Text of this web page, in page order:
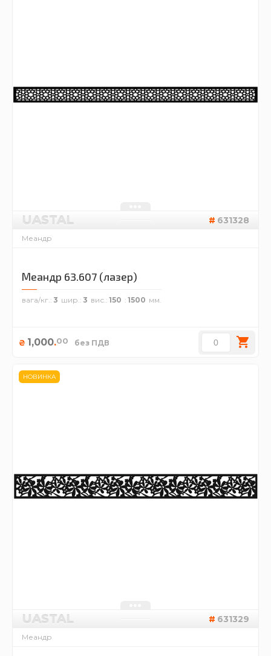
UASTAL 631328
Меандр
Меандр 63.607 (лазер)
вага/кг. 3 шир. 3 вис. 150 1500
₴ 1,000.00 без ПДВ
НОВИНКА
UASTAL 631329
Меандр